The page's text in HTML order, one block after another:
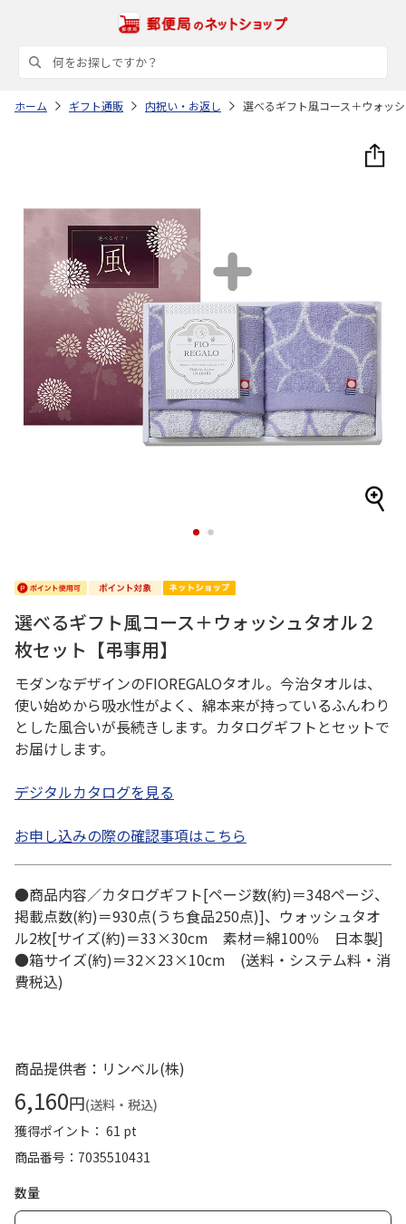
ホーム ギフト通販 内祝い・お返し 選べるギフト風コース＋ウォッ
1 2
選べるギフト風コース＋ウォッシュタオル２
枚セット【弔事用】
モダンなデザインのFIOREGALOタオル。今治タオルは、
使い始めから吸水性がよく、綿本来が持っているふんわり
とした風合いが長続きします。カタログギフトとセットで
お届けします。
デジタルカタログを見る
お申し込みの際の確認事項はこちら
●商品内容／カタログギフト[ページ数(約)＝348ページ、
掲載点数(約)＝930点(うち食品250点)]、ウォッシュタオ
ル2枚[サイズ(約)＝33×30cm 素材＝綿100％ 日本製]
●箱サイズ(約)＝32×23×10cm (送料・システム料・消
費税込)
商品提供者：リンベル(株)
6,160円(送料・税込)
獲得ポイント： 61 pt
商品番号
7035510431
数量